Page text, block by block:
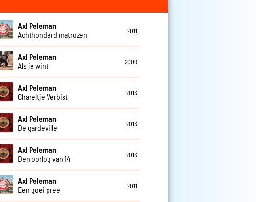
Axl Peleman
Achthonderd matrozen
2011
Axl Peleman
Als je wint
2009
Axl Peleman
Chareltje Verbist
2013
Axl Peleman
De gardeville
2013
Axl Peleman
Den oorlog van 14
2013
Axl Peleman
Een goei pree
2011